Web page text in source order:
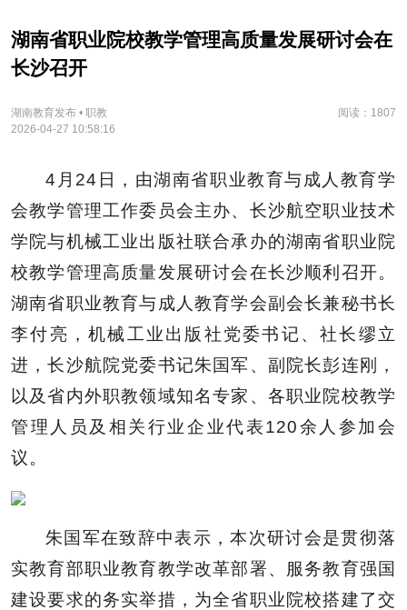
湖南省职业院校教学管理高质量发展研讨会在
长沙召开
湖南教育发布 • 职教
阅读：1807
2026-04-27 10:58:16
4月24日，由湖南省职业教育与成人教育学
会教学管理工作委员会主办、长沙航空职业技术
学院与机械工业出版社联合承办的湖南省职业院
校教学管理高质量发展研讨会在长沙顺利召开。
湖南省职业教育与成人教育学会副会长兼秘书长
李付亮，机械工业出版社党委书记、社长缪立
进，长沙航院党委书记朱国军、副院长彭连刚，
以及省内外职教领域知名专家、各职业院校教学
管理人员及相关行业企业代表120余人参加会
议。
朱国军在致辞中表示，本次研讨会是贯彻落
实教育部职业教育教学改革部署、服务教育强国
建设要求的务实举措，为全省职业院校搭建了交